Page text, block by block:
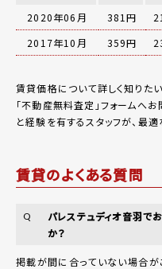
2020年06月
381円
2017年10月
359円
賃貸価格について詳しく知りた
「不動産無料査定 」フォームへ
と経験を有するスタッフが、最適
賃貸のよくある質問
Q
パレステュディオ音羽で
か？
掲載が間に合っていない場合